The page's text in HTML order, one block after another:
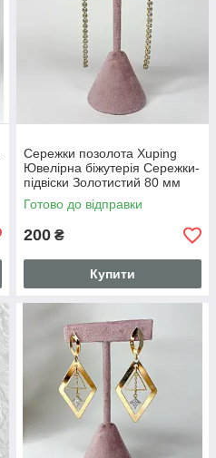
Сережки позолота Xuping
Ювелірна біжутерія Сережки-
підвіски Золотистий 80 мм
S15271
Готово до відправки
200 ₴
Купити